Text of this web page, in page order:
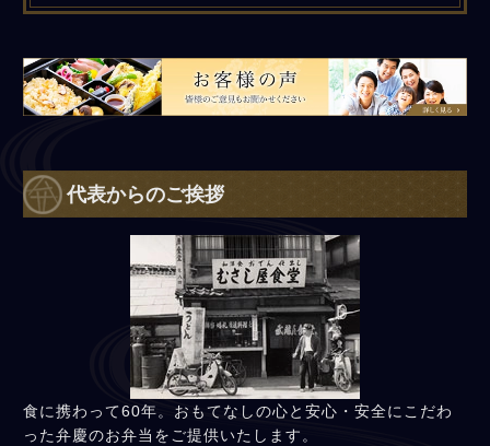
皆様のご意見もお聞かせください。
代表からのご挨拶
食に携わって60年。おもてなしの心と安心・安全にこだわ
った弁慶のお弁当をご提供いたします。